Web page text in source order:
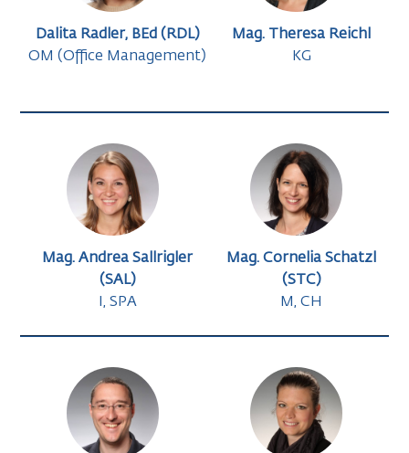
Dalita Radler, BEd (RDL)
OM (Office Management)
Mag. Theresa Reichl
KG
Mag. Andrea Sallrigler
(SAL)
I, SPA
Mag. Cornelia Schatzl
(STC)
M, CH